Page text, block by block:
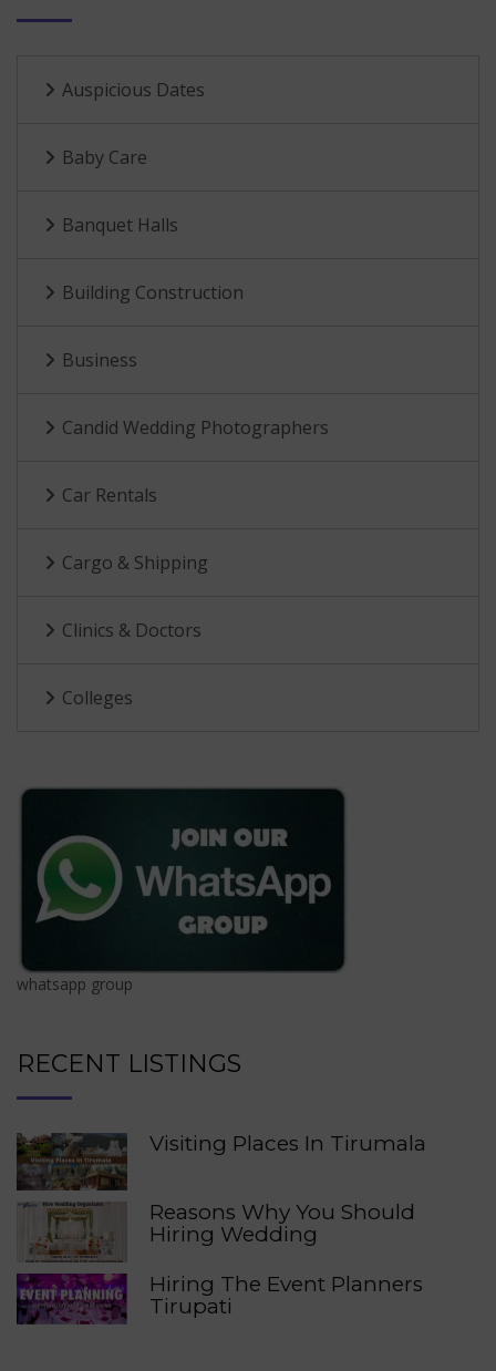
Auspicious Dates
Baby Care
Banquet Halls
Building Construction
Business
Candid Wedding Photographers
Car Rentals
Cargo & Shipping
Clinics & Doctors
Colleges
whatsapp group
RECENT LISTINGS
Visiting Places In Tirumala
Reasons Why You Should
Hiring Wedding
Hiring The Event Planners
Tirupati